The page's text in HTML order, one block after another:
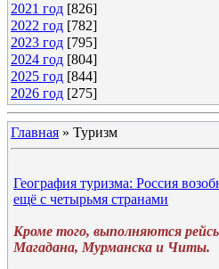
2021 год [826]
2022 год [782]
2023 год [795]
2024 год [804]
2025 год [844]
2026 год [275]
Главная » Туризм
География туризма: Россия
ещё с четырьмя странами
Кроме того, выполняются
Магадана, Мурманска и Читы.